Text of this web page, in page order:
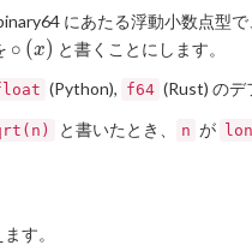
にあたる浮動小数点型
\roundcirc{x}
∘ (x) と書くことにします。
(Python), f64 (Rust) のデ
と書いたとき、 n が
す。